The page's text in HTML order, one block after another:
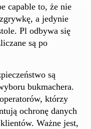
capable to, że nie
a jedynie
Pl odbywa się
są po
są
bukmachera.
którzy
ochronę danych
Ważne jest,